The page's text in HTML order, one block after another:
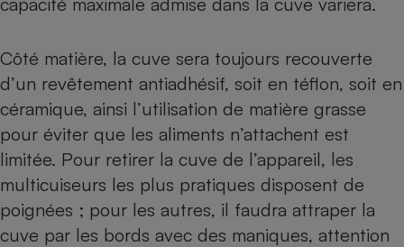
Côté matière, la cuve sera toujours recouverte
d’un revêtement antiadhésif, soit en téflon, soit en
céramique, ainsi l’utilisation de matière grasse
pour éviter que les aliments n’attachent est
limitée. Pour retirer la cuve de l’appareil, les
multicuiseurs les plus pratiques disposent de
poignées ; pour les autres, il faudra attraper la
cuve par les bords avec des maniques, attention